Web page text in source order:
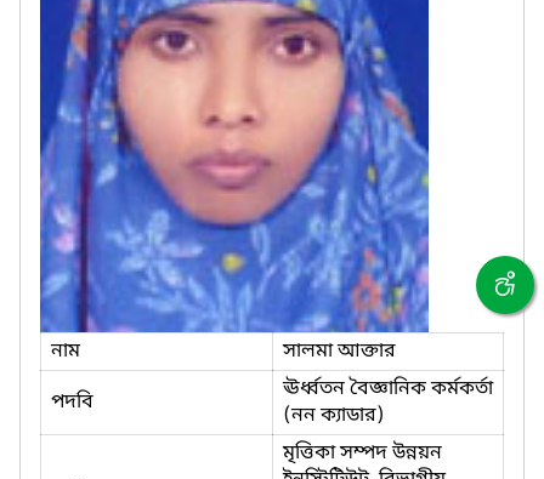
নাম
সালমা আক্তার
পদবি
ঊর্ধ্বতন বৈজ্ঞানিক কর্মকর্তা
(নন ক্যাডার)
মৃত্তিকা সম্পদ উন্নয়ন